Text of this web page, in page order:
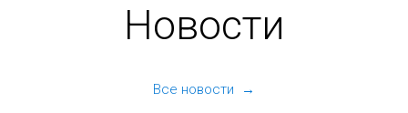
Новости
Все новости →